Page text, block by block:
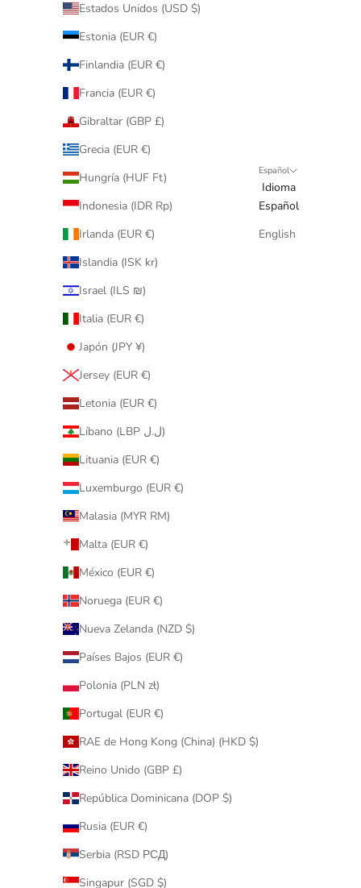
Estados Unidos (USD $)
Estonia (EUR €)
Finlandia (EUR €)
Francia (EUR €)
Gibraltar (GBP £)
Grecia (EUR €)
Hungría (HUF Ft)
Indonesia (IDR Rp)
Irlanda (EUR €)
Islandia (ISK kr)
Israel (ILS ₪)
Italia (EUR €)
Japón (JPY ¥)
Jersey (EUR €)
Letonia (EUR €)
Líbano (LBP ل.ل)
Lituania (EUR €)
Luxemburgo (EUR €)
Malasia (MYR RM)
Malta (EUR €)
México (EUR €)
Noruega (EUR €)
Nueva Zelanda (NZD $)
Países Bajos (EUR €)
Polonia (PLN zł)
Portugal (EUR €)
RAE de Hong Kong (China) (HKD $)
Reino Unido (GBP £)
República Dominicana (DOP $)
Rusia (EUR €)
Serbia (RSD РСД)
Singapur (SGD $)
Español
Idioma
Español
English